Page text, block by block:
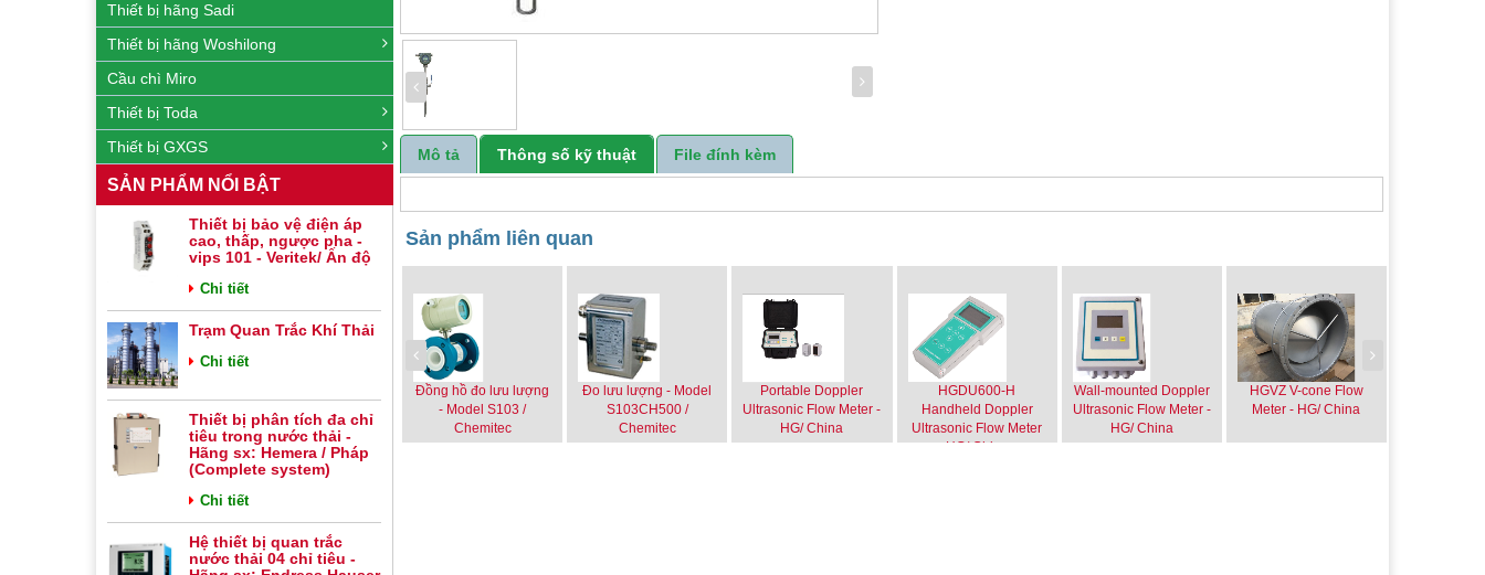
Thiết bị hãng Sadi
Thiết bị hãng Woshilong
Cầu chì Miro
Thiết bị Toda
Thiết bị GXGS
SẢN PHẨM NỔI BẬT
Thiết bị bảo vệ điện áp
cao, thấp, ngược pha -
vips 101 - Veritek/ Ấn độ
Chi tiết
Trạm Quan Trắc Khí Thải
Chi tiết
Thiết bị phân tích đa chỉ
tiêu trong nước thải -
Hãng sx: Hemera / Pháp
(Complete system)
Chi tiết
Hệ thiết bị quan trắc
nước thải 04 chỉ tiêu -
Mô tả Thông số kỹ thuật File đính kèm
Sản phẩm liên quan
Đồng hồ đo lưu lượng
- Model S103 /
Chemitec
Đo lưu lượng - Model
S103CH500 /
Chemitec
Portable Doppler
Ultrasonic Flow Meter -
HG/ China
HGDU600-H
Handheld Doppler
Ultrasonic Flow Meter
HG/ China
Wall-mounted Doppler
Ultrasonic Flow Meter -
HG/ China
HGVZ V-cone Flow
Meter - HG/ China